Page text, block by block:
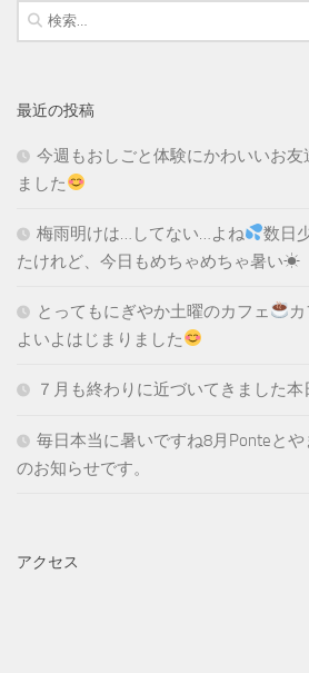
検
索:
最近の投稿
今週もおしごと体験にかわいいお
ました
梅雨明けは…してない…よね
数日
たけれど、今日もめちゃめちゃ暑い☀
とってもにぎやか土曜のカフェ
よいよはじまりました
７月も終わりに近づいてきました本
毎日本当に暑いですね8月Ponteとや
のお知らせです。
アクセス